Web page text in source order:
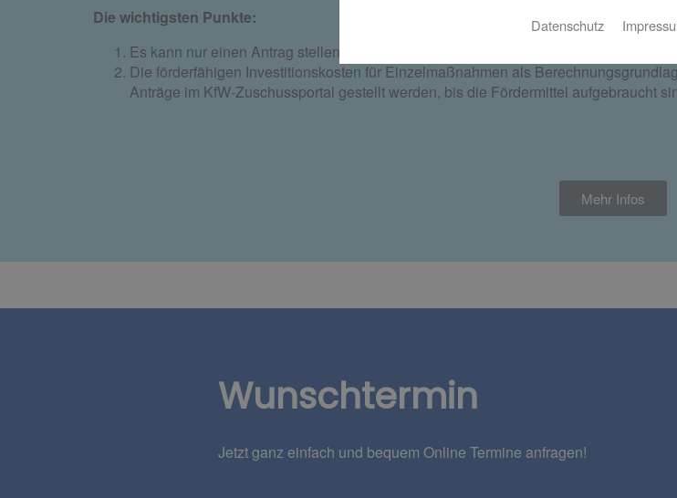
Die wichtigsten Punkte:
Es kann nur einen Antrag stellen, wer noch keine Liefer- und Leistungsverträge
Die förderfähigen Investitionskosten für Einzelmaßnahmen als
Anträge im KfW-Zuschussportal gestellt werden, bis die Fördermittel aufgebraucht
Mehr Infos
Wunschtermin
Jetzt ganz einfach und bequem Online Termine anfragen!
Datenschutz